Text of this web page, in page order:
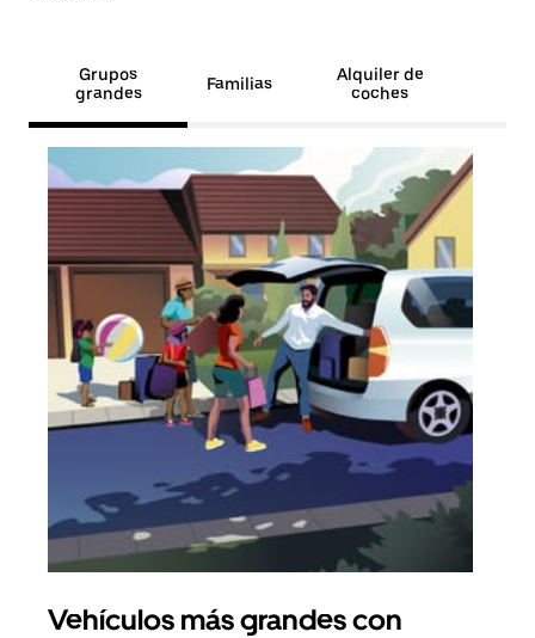
Grupos
grandes
Familias
Alquiler de
coches
Vehículos más grandes con